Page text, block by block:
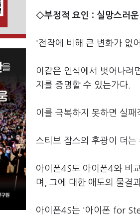
◇부정적 요인 : 실망스러운
'전작에 비해 큰 변화가 없
이같은 인식에서 벗어나려
지를 증명할 수 있는가다.
이를 극복하지 못하면 실패
스티브 잡스의 후광이 더는
아이폰4S도 아이폰4와 비
며, 그에 대한 애도의 물결
아이폰4S는 '아이폰 for